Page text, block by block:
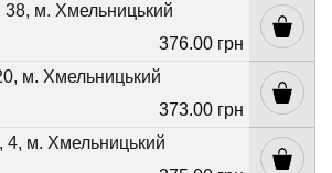
38, м. Хмельницький
376.00 грн
м. Хмельницький
373.00 грн
4, м. Хмельницький